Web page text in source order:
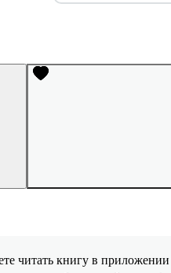
читать книгу в